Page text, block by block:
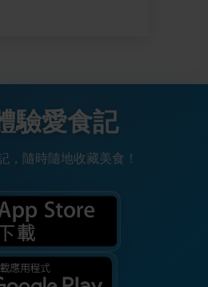
驗愛食記
，隨時隨地收藏美食！